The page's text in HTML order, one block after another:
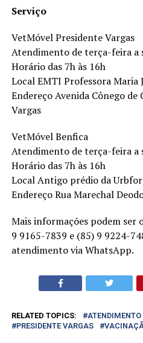
Serviço
VetMóvel Presidente Vargas
Atendimento de terça-feira a
Horário das 7h às 16h
Local EMTI Professora Maria
Endereço Avenida Cônego de
Vargas
VetMóvel Benfica
Atendimento de terça-feira a
Horário das 7h às 16h
Local Antigo prédio da Urbfor
Endereço Rua Marechal
Mais informações podem ser
9 9165-7839 e (85) 9 9224-
atendimento via WhatsApp.
RELATED TOPICS: ATENDIMENTO
PRESIDENTE VARGAS